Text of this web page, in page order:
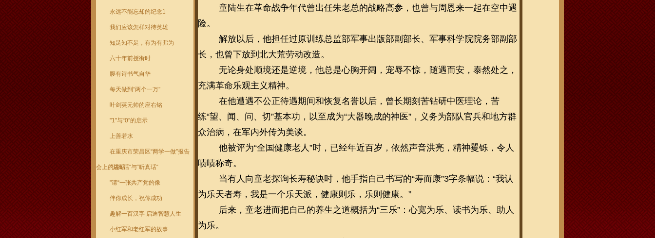
永远不能忘却的纪念1
我们应该怎样对待英雄
知足知不足，有为有弗为
六十年前授衔时
腹有诗书气自华
每天做到“两个一万”
叶剑英元帅的座右铭
"1"与“0”的启示
上善若水
在重庆市荣昌区“两学一做”报告
会上的讲话"说真话“与”听真话“
"请“一张共产党的像
伴你成长，祝你成功
趣解一百汉字 启迪智慧人生
小红军和老红军的故事
童陆生在革命战争年代曾出任朱老总的战略高参，也曾与周恩来一起在空中遇
险。
解放以后，他担任过原训练总监部军事出版部副部长、军事科学院院务部副部
长，也曾下放到北大荒劳动改造。
无论身处顺境还是逆境，他总是心胸开阔，宠辱不惊，随遇而安，泰然处之，
充满革命乐观主义精神。
在他遭遇不公正待遇期间和恢复名誉以后，曾长期刻苦钻研中医理论，苦
练“望、闻、问、切”基本功，以至成为“大器晚成的神医”，义务为部队官兵和地方群
众治病，在军内外传为美谈。
他被评为“全国健康老人”时，已经年近百岁，依然声音洪亮，精神矍铄，令人
啧啧称奇。
当有人向童老探询长寿秘诀时，他手指自己书写的“寿而康”3字条幅说：“我认
为乐天者寿，我是一个乐天派，健康则乐，乐则健康。”
后来，童老进而把自己的养生之道概括为“三乐”：心宽为乐、读书为乐、助人
为乐。